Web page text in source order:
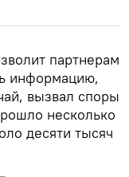
партнерам
информацию,
вызвал споры
несколько
десяти тысяч